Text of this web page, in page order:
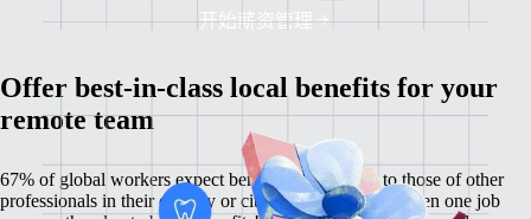
开始薪资管理
Offer best-in-class local benefits for your
remote team
67% of global workers expect benefits comparable to those of other
professionals in their country or city, and 60% have chosen one job